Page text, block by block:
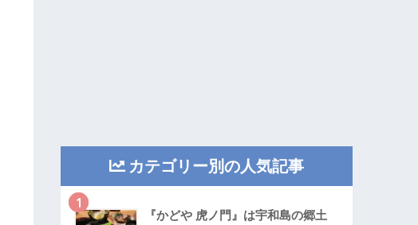
カテゴリー別の人気記事
1
『かどや 虎ノ門』は宇和島の郷土